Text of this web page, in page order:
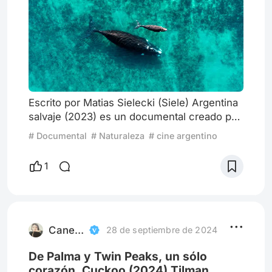
Escrito por Matias Sielecki (Siele) Argentina
salvaje (2023) es un documental creado por
la coproducción de Light & Shadow GmbH
(alemana) y Jumara Films (Argentina)
dirigido por Christian Baumeister, director
alemán, ya bastante reconocido en el
Darin. La cual nos adent
# Documental # Naturaleza # cine argentino
1
Canela / La Monstrua 28 de septiembre de 2024
De Palma y Twin Peaks, un sólo